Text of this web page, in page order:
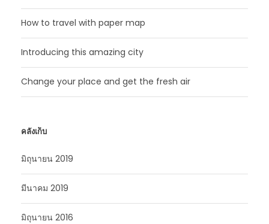
How to travel with paper map
Introducing this amazing city
Change your place and get the fresh air
คลังเก็บ
มิถุนายน 2019
มีนาคม 2019
มิถุนายน 2016